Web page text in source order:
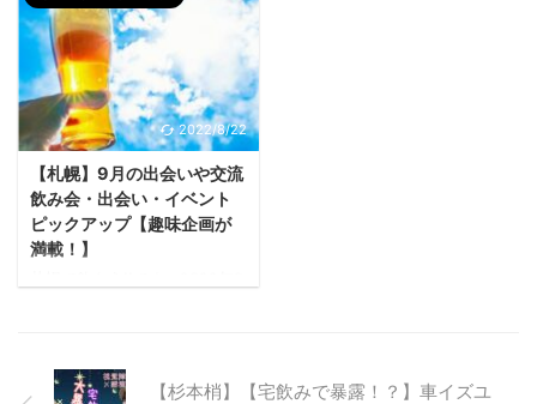
トし、例年通りなら11月上旬に
サッポロファクトリーでもジ
ャンボクリスマスツリーが点
灯をはじめます。 ちょっと気
が早いですがウェブ担当スタ
ッフ山本から、11月の心躍るイ
ベント情報をお届けします。
11月の「札幌で飲もう！」では
この季節ならではのスペシャ
ルイベントや、特別なプラン
を用意して皆さまの夜をもっ
と熱くします！情報は随時追
加されます！ぜひチェックし
通ビアガーデン 札幌 ...
2022/8/22
【札幌】9月の出会いや交流
飲み会・出会い・イベント
ピックアップ【趣味企画が
満載！】
雰囲気…暑さに対抗するにはお
いしいビールが不可欠ですよ【杉本梢】【宅飲みで暴露！？】車イズユ